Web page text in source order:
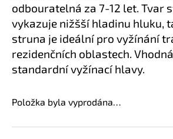
odbouratelná za 7-12 let. Tvar
vykazuje nižšší hladinu hluku,
struna je ideální pro vyžínání
rezidenčních oblastech.
standardní vyžínací hlavy.
Položka byla vyprodána…
HLEDAT
D
o
o
u